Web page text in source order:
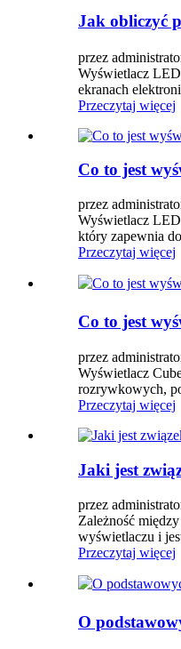
Jak obliczyć
przez
Wyświetlacz
ekranach
Przeczytaj więcej
Co to jest
przez
Wyświetlacz
który zapewnia
Przeczytaj więcej
Co to jest
przez
Wyświetlacz
rozrywkowych,
Przeczytaj więcej
Jaki jest
przez
Zależność
wyświetlaczu i
Przeczytaj więcej
O